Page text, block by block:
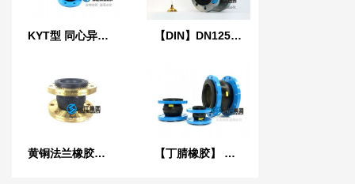
KYT型 同心异径橡胶接头 【DIN】DN125单球德标橡胶膨胀节
黄铜法兰橡胶接头 【丁腈橡胶】 LO型NBR液压耐油橡胶接头